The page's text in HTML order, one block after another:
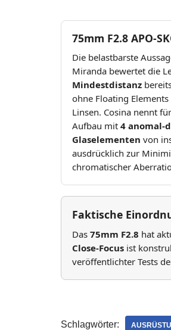
75mm F2.8 APO-
Die belastbarste
Miranda bewertet die
Mindestdistanz
ohne Floating
Linsen. Cosina nennt
Aufbau mit 4 anomal-
Glaselementen von
ausdrücklich zur
chromatischer
Faktische
Das 75mm F2.8 hat
Close-Focus ist
veröffentlichter Tests
Schlagwörter: